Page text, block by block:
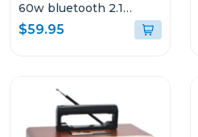
60w bluetooth 2.1
canales + subwoofer
hmt66
$59.95